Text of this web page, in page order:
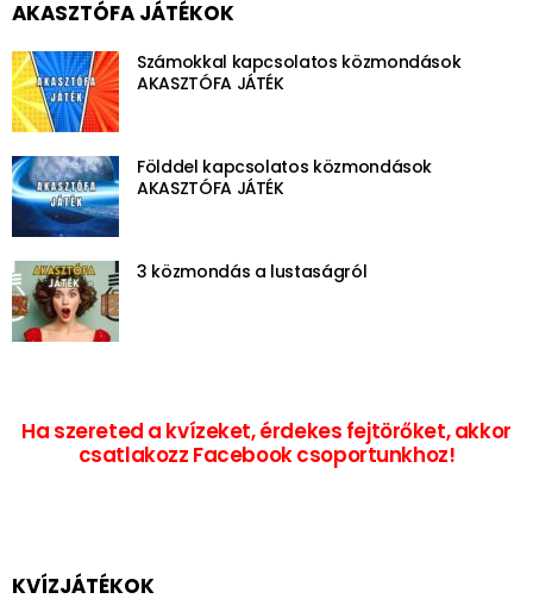
AKASZTÓFA JÁTÉKOK
Számokkal kapcsolatos közmondások
AKASZTÓFA JÁTÉK
Földdel kapcsolatos közmondások
AKASZTÓFA JÁTÉK
3 közmondás a lustaságról
Ha szereted a kvízeket, érdekes fejtörőket, akkor
csatlakozz Facebook csoportunkhoz!
KVÍZJÁTÉKOK